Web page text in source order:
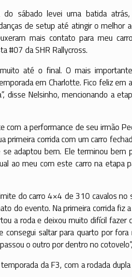
sábado levei uma batida
de setup até atingir o melhor
mais contato para meu
#07 da SHR Rallycross.
até o final. O mais
em Charlotte. Fico feliz em
disse Nelsinho, mencionando a
a performance de seu irmão
corrida com um carro
adaptou bem. Ele terminou bem
ao meu com este carro na etapa
do carro 4×4 de 310 cavalos no
do evento. Na primeira corrida fiz
a roda e deixou muito difícil fazer
saltar para quarto por fora
o outro por dentro no
da F3, com a rodada